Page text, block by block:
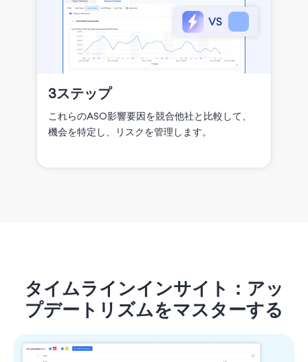
3ステップ
これらのASO影響要因を競合他社と比較して、
機会を特定し、リスクを管理します。
タイムラインインサイト：アッ
プデートリズムをマスターする